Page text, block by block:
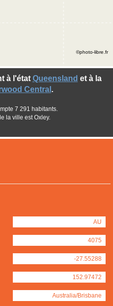
AU
4075
-27.55288
152.97472
Australia/Brisbane
à l'état Queensland et à la
Central .
7 291 habitants.
la ville est Oxley.
©photo-libre.fr